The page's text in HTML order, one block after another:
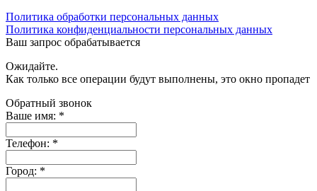
Политика обработки персональных данных
Политика конфиденциальности персональных данных
Ваш запрос обрабатывается
Ожидайте.
Как только все операции будут выполнены, это окно пропадет
Обратный звонок
Ваше имя: *
Телефон: *
Город: *